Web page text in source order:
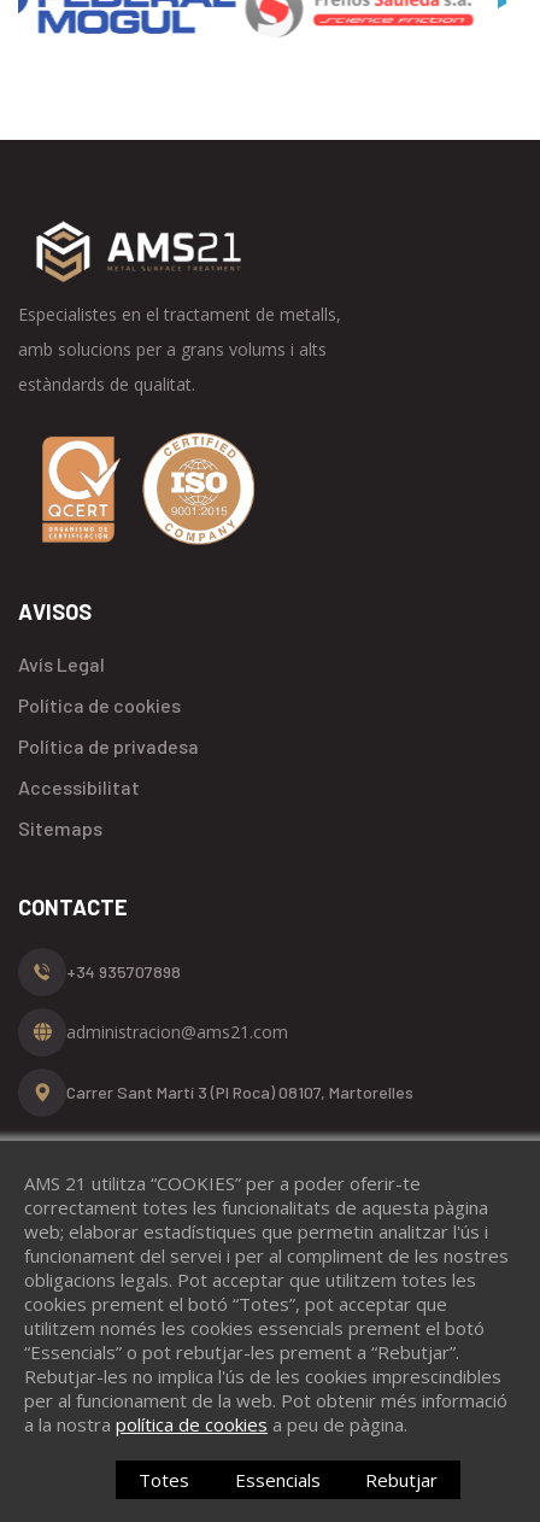
Especialistes en el tractament de metalls,
amb solucions per a grans volums i alts
estàndards de qualitat.
AVISOS
Avís Legal
Política de cookies
Política de privadesa
Accessibilitat
Sitemaps
CONTACTE
+34 935707898
administracion@ams21.com
Carrer Sant Martí 3 (PI Roca)08107, Martorelles
SUBVENCIONAT PER
Vols un lloc com aquest? © protiendas.net
AMS 21 utilitza “COOKIES” per a poder oferir-te
correctament totes les funcionalitats de aquesta pàgina
web; elaborar estadístiques que permetin analitzar l'ús i
funcionament del servei i per al compliment de les nostres
obligacions legals. Pot acceptar que utilitzem totes les
cookies prement el botó “Totes”, pot acceptar que
utilitzem només les cookies essencials prement el botó
“Essencials” o pot rebutjar-les prement a “Rebutjar”.
Rebutjar-les no implica l'ús de les cookies imprescindibles
per al funcionament de la web. Pot obtenir més informació
a la nostra política de cookies a peu de pàgina.
Totes Essencials Rebutjar